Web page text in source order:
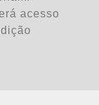
acesso